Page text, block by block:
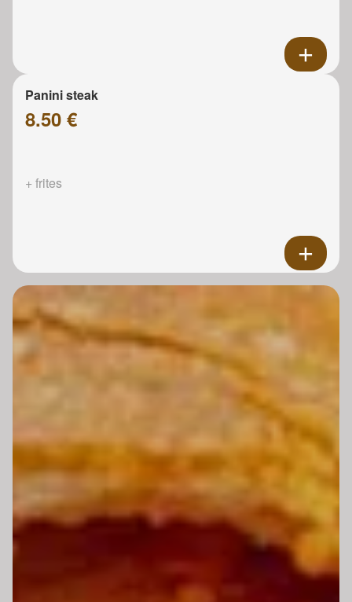
Panini steak
8.50 €
+ frites